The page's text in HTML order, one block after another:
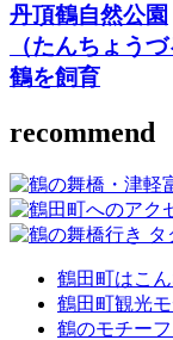
丹頂鶴自然公園
（たんちょう
鶴を飼育
recommend
鶴田町はこ
鶴田町観光
鶴のモチーフ